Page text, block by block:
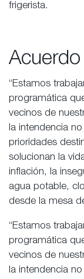
frigerista.
“Estamos
programática
vecinos de
la intendencia
prioridades
solucionan la
inflación, la
agua potable,
desde la mesa
“Estamos
programática
vecinos de
la intendencia